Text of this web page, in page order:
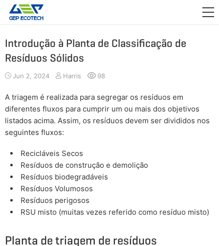
APLICAÇÃO
SOBRE NÓS
FALE CONOSCO
Introdução à Planta de Classificação de
Resíduos Sólidos
Jun 2, 2024 Harris 98
A triagem é realizada para segregar os resíduos em
diferentes fluxos para cumprir um ou mais dos objetivos
listados acima. Assim, os resíduos devem ser divididos nos
seguintes fluxos:
Recicláveis Secos
Resíduos de construção e demolição
Resíduos biodegradáveis
Resíduos Volumosos
Resíduos perigosos
RSU misto (muitas vezes referido como resíduo misto)
Planta de triagem de resíduos